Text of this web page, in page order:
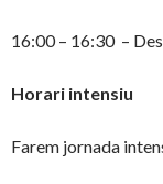
16:00 – 16:30 –
Horari intensiu
Farem jornada